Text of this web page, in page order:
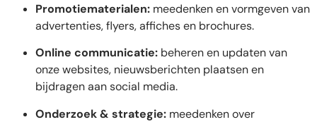
Promotiematerialen: meedenken en vormgeven van
advertenties, flyers, affiches en brochures.
Online communicatie: beheren en updaten van
onze websites, nieuwsberichten plaatsen en
bijdragen aan social media.
Onderzoek & strategie: meedenken over